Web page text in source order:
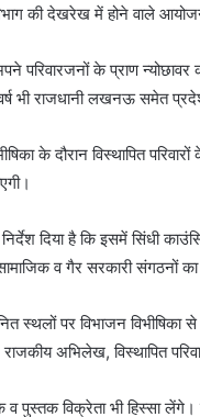
की देखरेख में होने वाले
परिवारजनों के प्राण न्योछावर
वर्ष भी राजधानी लखनऊ समेत
के दौरान विस्थापित
दिया है कि इसमें सिंधी
व गैर सरकारी संगठनों का
स्थलों पर विभाजन
अभिलेख, विस्थापित
व पुस्तक विक्रेता भी हिस्सा